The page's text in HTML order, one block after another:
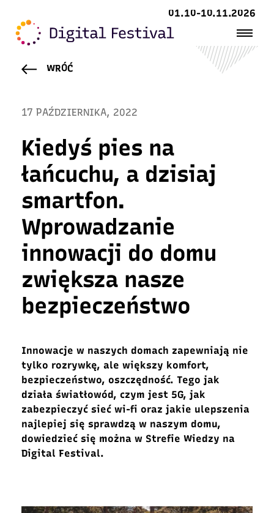
01.10-10.11.2026
WRÓĆ
17 PAŹDZIERNIKA, 2022
Kiedyś pies na
łańcuchu, a dzisiaj
smartfon.
Wprowadzanie
innowacji do domu
zwiększa nasze
bezpieczeństwo
Innowacje w naszych domach zapewniają nie
tylko rozrywkę, ale większy komfort,
bezpieczeństwo, oszczędność. Tego jak
działa światłowód, czym jest 5G, jak
zabezpieczyć sieć wi-fi oraz jakie ulepszenia
najlepiej się sprawdzą w naszym domu,
dowiedzieć się można w Strefie Wiedzy na
Digital Festival.